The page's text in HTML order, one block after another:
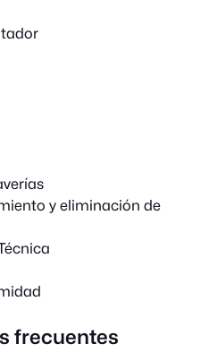
y eliminación de
frecuentes